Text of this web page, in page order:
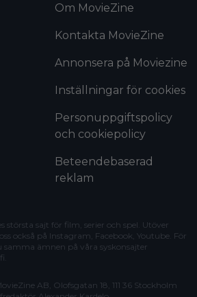
Om MovieZine
Kontakta MovieZine
Annonsera på Moviezine
Inställningar för cookies
Personuppgiftspolicy
och cookiepolicy
Beteendebaserad
reklam
största sajt för film, serier och spel. Utöver
också på Instagram, Facebook, Youtube. För
samma ämnen på våra syskonsajter
AB, Olofsgatan 18, 111 36 Stockholm